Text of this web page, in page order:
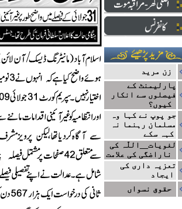
پارلیمنٹ کے
فیصلوں سے انکار
جو پوپ نے کہا وہ
مسلمان رہنما نہ
کہہ سکے
لغویات__اللّہ کی
تعزیہ داری کی
ایجاد